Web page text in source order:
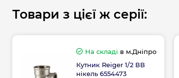
Товари з цієї ж серії:
На складі в м.Дніпро
Кутник Reiger 1/2 ВВ
нікель 6554473